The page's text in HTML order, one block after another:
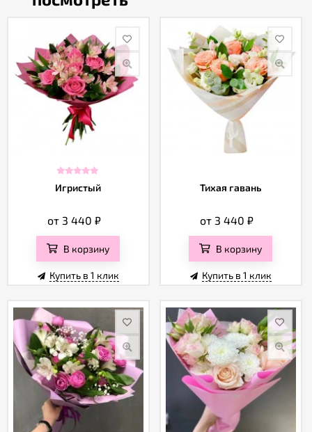
Игристый
от 3 440 ₽
В корзину
Купить в 1 клик
Тихая гавань
от 3 440 ₽
В корзину
Купить в 1 клик